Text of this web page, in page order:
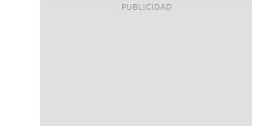
ACCESO FULL - $1.800/MES